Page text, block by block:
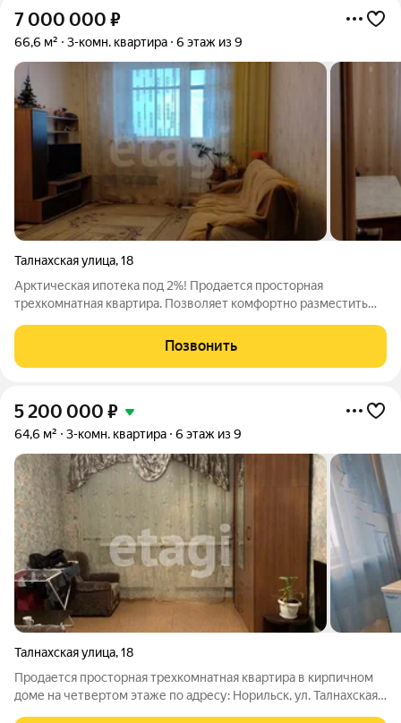
7 000 000 ₽
66,6 м² 3-комн. квартира 6 этаж из 9
Талнахская улица,18
Арктическая ипотека под 2%! Продается просторная
трехкомнатная квартира. Позволяет комфортно разместить
столовая 9 м объединена с гостиной, формируя светлую зону
для приема гостей. Ремонт
Позвонить
5 200 000 ₽
64,6 м² 3-комн. квартира 6 этаж из 9
Талнахская улица,18
Продается просторная трехкомнатная квартира в кирпичном
доме на четвертом этаже по адресу: Норильск, ул. Талнахская,